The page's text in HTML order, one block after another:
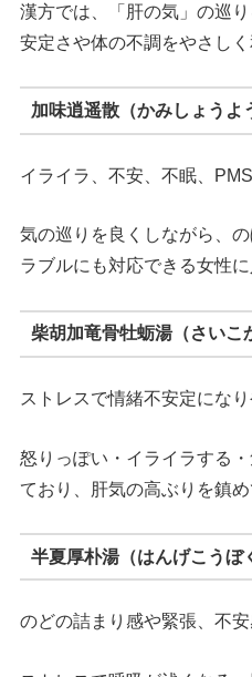
漢方では、「肝の気」の巡
安定さや体の不調をやさしく
加味逍遥散（かみしょうよ
イライラ、不安、不眠、
気の巡りを良くしながら、
ラブルにも対応できる女性に
柴胡加竜骨牡蛎湯（さいこ
ストレスで情緒不安定にな
怒りっぽい・イライラする
ており、肝気の高ぶりを鎮め
半夏厚朴湯（はんげこうぼ
のどの詰まり感や緊張、不